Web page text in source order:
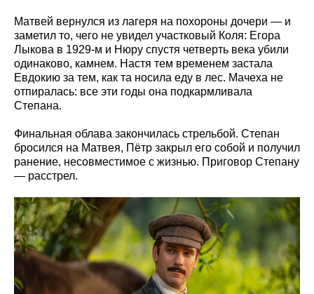
Матвей вернулся из лагеря на похороны дочери — и
заметил то, чего не увидел участковый Коля: Егора
Лыкова в 1929-м и Нюру спустя четверть века убили
одинаково, камнем. Настя тем временем застала
Евдокию за тем, как та носила еду в лес. Мачеха не
отпиралась: все эти годы она подкармливала
Степана.
Финальная облава закончилась стрельбой. Степан
бросился на Матвея, Пётр закрыл его собой и получил
ранение, несовместимое с жизнью. Приговор Степану
— расстрел.